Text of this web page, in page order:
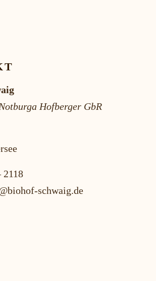
Hofberger GbR
2118
schwaig.de